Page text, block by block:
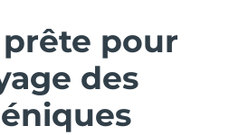
pour
des
Lifting
Livraison estimée
Livraison estimée
Livraison estimée